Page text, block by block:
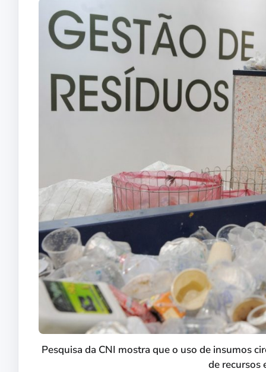
Pesquisa da CNI mostra que o uso de insumos
de recursos